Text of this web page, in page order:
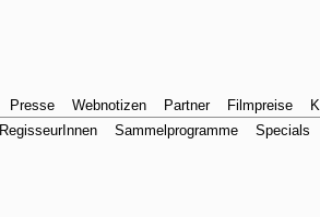
Presse Webnotizen Partner Filmpreise
RegisseurInnen Sammelprogramme Specials